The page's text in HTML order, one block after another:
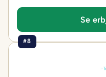
Se
#8